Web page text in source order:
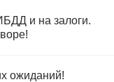
и на залоги.
ожиданий!